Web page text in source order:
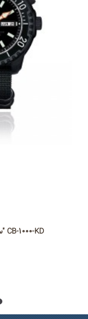
ساعت مچی نظامی غواصی حرفه ای "کماندو" CB-1000-KD